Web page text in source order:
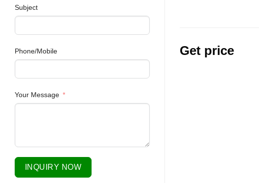
Subject
Phone/Mobile
Your Message
INQUIRY NOW
Get price